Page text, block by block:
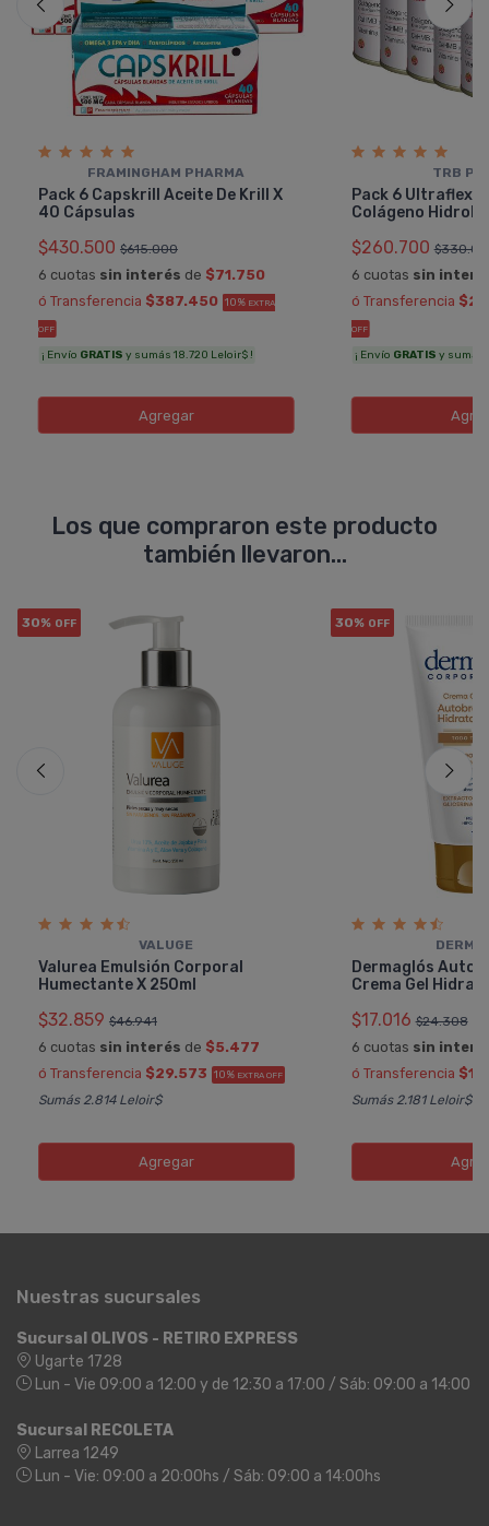
FRAMINGHAM PHARMA
Pack 6 Capskrill Aceite De Krill X
40 Cápsulas
$430.500 $615.000
6 cuotas sin interés de $71.750
ó Transferencia $387.450 10% EXTRA
OFF
¡ Envío GRATIS y sumás 18.720 Leloir$ !
Agregar
TRB
Pack 6 Ultraflex
Colágeno
$260.700
6 cuotas sin
ó Transferencia
OFF
¡ Envío GRATIS y sumás
Los que compraron este producto
también llevaron...
30% OFF
VALUGE
Valurea Emulsión Corporal
Humectante X 250ml
$32.859 $46.941
6 cuotas sin interés de $5.477
ó Transferencia $29.573 10% EXTRA OFF
Sumás 2.814 Leloir$
Agregar
30% OFF
Dermaglós
Crema Gel
$17.016 $24.308
6 cuotas sin
ó Transferencia
Sumás 2.181 Leloir$
Nuestras sucursales
Sucursal OLIVOS - RETIRO EXPRESS
Ugarte 1728
Lun - Vie 09:00 a 12:00 y de 12:30 a 17:00 / Sáb: 09:00 a 14:00
Sucursal RECOLETA
Larrea 1249
Lun - Vie: 09:00 a 20:00hs / Sáb: 09:00 a 14:00hs